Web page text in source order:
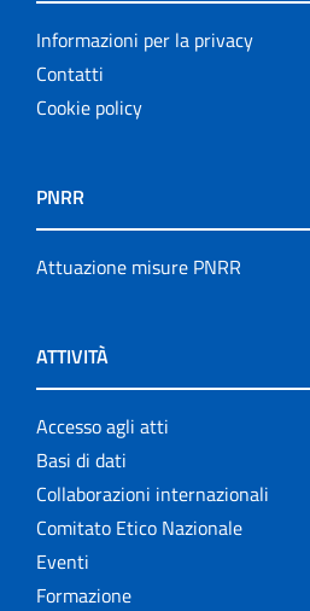
Informazioni per la privacy
Contatti
Cookie policy
PNRR
Attuazione misure PNRR
ATTIVITÀ
Accesso agli atti
Basi di dati
Collaborazioni internazionali
Comitato Etico Nazionale
Eventi
Formazione